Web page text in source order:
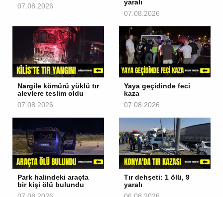
07.08.2026
yaralı
07.08.2026
Nargile kömürü yüklü tır
alevlere teslim oldu
07.08.2026
Yaya geçidinde feci
kaza
07.08.2026
Park halindeki araçta
bir kişi ölü bulundu
Tır dehşeti: 1 ölü, 9
yaralı